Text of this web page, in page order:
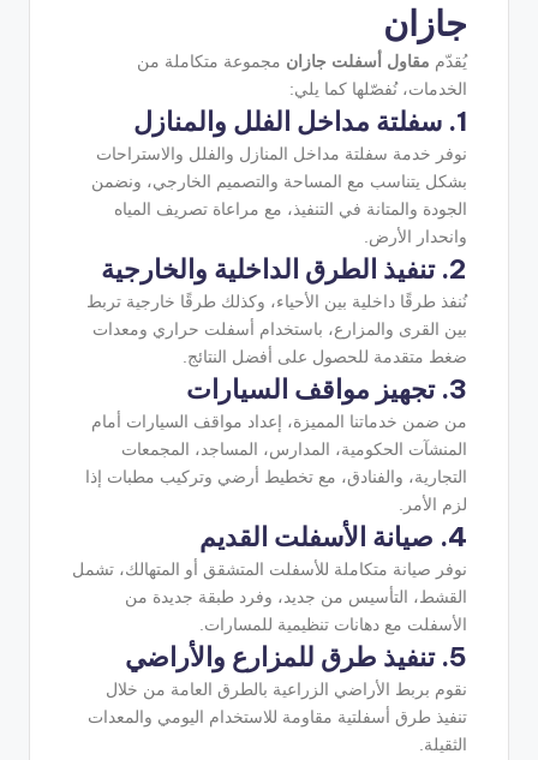
جازان
يُقدّم مقاول أسفلت جازان مجموعة متكاملة من
الخدمات، نُفصّلها كما يلي:
1. سفلتة مداخل الفلل والمنازل
نوفر خدمة سفلتة مداخل المنازل والفلل والاستراحات
بشكل يتناسب مع المساحة والتصميم الخارجي، ونضمن
الجودة والمتانة في التنفيذ، مع مراعاة تصريف المياه
وانحدار الأرض.
2. تنفيذ الطرق الداخلية والخارجية
نُنفذ طرقًا داخلية بين الأحياء، وكذلك طرقًا خارجية تربط
بين القرى والمزارع، باستخدام أسفلت حراري ومعدات
ضغط متقدمة للحصول على أفضل النتائج.
3. تجهيز مواقف السيارات
من ضمن خدماتنا المميزة، إعداد مواقف السيارات أمام
المنشآت الحكومية، المدارس، المساجد، المجمعات
التجارية، والفنادق، مع تخطيط أرضي وتركيب مطبات إذا
لزم الأمر.
4. صيانة الأسفلت القديم
نوفر صيانة متكاملة للأسفلت المتشقق أو المتهالك، تشمل
القشط، التأسيس من جديد، وفرد طبقة جديدة من
الأسفلت مع دهانات تنظيمية للمسارات.
5. تنفيذ طرق للمزارع والأراضي
نقوم بربط الأراضي الزراعية بالطرق العامة من خلال
تنفيذ طرق أسفلتية مقاومة للاستخدام اليومي والمعدات
الثقيلة.